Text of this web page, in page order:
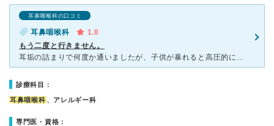
耳鼻咽喉科の口コミ
耳鼻咽喉科
1.0
もう二度と行きません。
耳垢の詰まりで何度か通いましたが、子供が暴れると高圧的に子供に直接嫌味を言ってくるし、マスクを持参し忘れると、受付で購入しないといけないといわれます。もう5類なのになぜ強要されないといけないのでしょう
診療科目：
耳鼻咽喉科 、アレルギー科
専門医・資格：